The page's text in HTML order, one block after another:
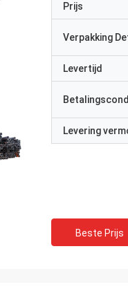
Prijs
Verpakking
Levertijd
Levering
Beste Prijs